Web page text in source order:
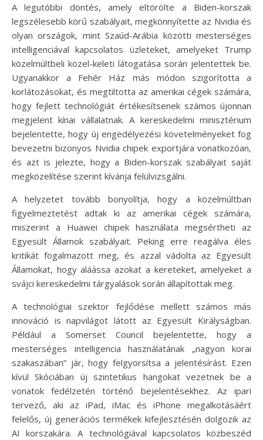
A legutóbbi döntés, amely eltörölte a Biden-korszak
legszélesebb körű szabályait, megkönnyítette az Nvidia és
olyan országok, mint Szaúd-Arábia közötti mesterséges
intelligenciával kapcsolatos üzleteket, amelyeket Trump
közelmúltbeli közel-keleti látogatása során jelentettek be.
Ugyanakkor a Fehér Ház más módon szigorította a
korlátozásokat, és megtiltotta az amerikai cégek számára,
hogy fejlett technológiát értékesítsenek számos újonnan
megjelent kínai vállalatnak. A kereskedelmi minisztérium
bejelentette, hogy új engedélyezési követelményeket fog
bevezetni bizonyos Nvidia chipek exportjára vonatkozóan,
és azt is jelezte, hogy a Biden-korszak szabályait saját
megközelítése szerint kívánja felülvizsgálni.
A helyzetet tovább bonyolítja, hogy a közelmúltban
figyelmeztetést adtak ki az amerikai cégek számára,
miszerint a Huawei chipek használata megsértheti az
Egyesült Államok szabályait. Peking erre reagálva éles
kritikát fogalmazott meg, és azzal vádolta az Egyesült
Államokat, hogy aláássa azokat a kereteket, amelyeket a
svájci kereskedelmi tárgyalások során állapítottak meg.
A technológiai szektor fejlődése mellett számos más
innováció is napvilágot látott az Egyesült Királyságban.
Például a Somerset Council bejelentette, hogy a
mesterséges intelligencia használatának „nagyon korai
szakaszában” jár, hogy felgyorsítsa a jelentésírást. Ezen
kívül Skóciában új szintetikus hangokat vezetnek be a
vonatok fedélzetén történő bejelentésekhez. Az ipari
tervező, aki az iPad, iMac és iPhone megalkotásáért
felelős, új generációs termékek kifejlesztésén dolgozik az
AI korszakára. A technológiával kapcsolatos közbeszéd